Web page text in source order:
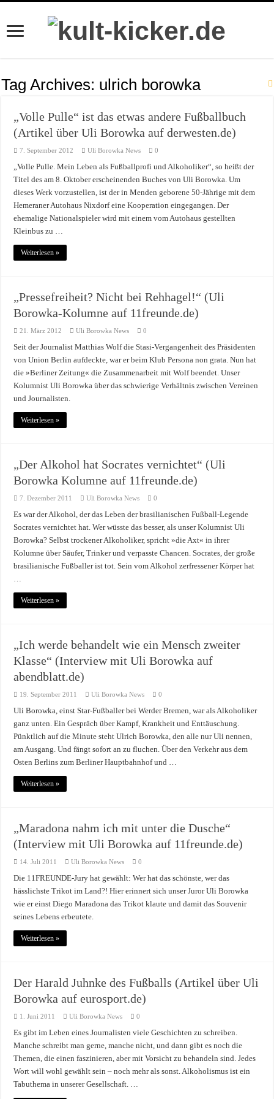
Tag Archives: ulrich borowka
„Volle Pulle“ ist das etwas andere Fußballbuch
(Artikel über Uli Borowka auf derwesten.de)
7. September 2012 Uli Borowka News 0
„Volle Pulle. Mein Leben als Fußballprofi und Alkoholiker“, so heißt der
Titel des am 8. Oktober erscheinenden Buches von Uli Borowka. Um
dieses Werk vorzustellen, ist der in Menden geborene 50-Jährige mit dem
Hemeraner Autohaus Nixdorf eine Kooperation eingegangen. Der
ehemalige Nationalspieler wird mit einem vom Autohaus gestellten
Kleinbus zu …
Weiterlesen »
„Pressefreiheit? Nicht bei Rehhagel!“ (Uli
Borowka-Kolumne auf 11freunde.de)
21. März 2012 Uli Borowka News 0
Seit der Journalist Matthias Wolf die Stasi-Vergangenheit des Präsidenten
von Union Berlin aufdeckte, war er beim Klub Persona non grata. Nun hat
die »Berliner Zeitung« die Zusammenarbeit mit Wolf beendet. Unser
Kolumnist Uli Borowka über das schwierige Verhältnis zwischen Vereinen
und Journalisten.
Weiterlesen »
„Der Alkohol hat Socrates vernichtet“ (Uli
Borowka Kolumne auf 11freunde.de)
7. Dezember 2011 Uli Borowka News 0
Es war der Alkohol, der das Leben der brasilianischen Fußball-Legende
Socrates vernichtet hat. Wer wüsste das besser, als unser Kolumnist Uli
Borowka? Selbst trockener Alkoholiker, spricht »die Axt« in ihrer
Kolumne über Säufer, Trinker und verpasste Chancen. Socrates, der große
brasilianische Fußballer ist tot. Sein vom Alkohol zerfressener Körper hat
…
Weiterlesen »
„Ich werde behandelt wie ein Mensch zweiter
Klasse“ (Interview mit Uli Borowka auf
abendblatt.de)
19. September 2011 Uli Borowka News 0
Uli Borowka, einst Star-Fußballer bei Werder Bremen, war als Alkoholiker
ganz unten. Ein Gespräch über Kampf, Krankheit und Enttäuschung.
Pünktlich auf die Minute steht Ulrich Borowka, den alle nur Uli nennen,
am Ausgang. Und fängt sofort an zu fluchen. Über den Verkehr aus dem
Osten Berlins zum Berliner Hauptbahnhof und …
Weiterlesen »
„Maradona nahm ich mit unter die Dusche“
(Interview mit Uli Borowka auf 11freunde.de)
14. Juli 2011 Uli Borowka News 0
Die 11FREUNDE-Jury hat gewählt: Wer hat das schönste, wer das
hässlichste Trikot im Land?! Hier erinnert sich unser Juror Uli Borowka
wie er einst Diego Maradona das Trikot klaute und damit das Souvenir
seines Lebens erbeutete.
Weiterlesen »
Der Harald Juhnke des Fußballs (Artikel über Uli
Borowka auf eurosport.de)
1. Juni 2011 Uli Borowka News 0
Es gibt im Leben eines Journalisten viele Geschichten zu schreiben.
Manche schreibt man gerne, manche nicht, und dann gibt es noch die
Themen, die einen faszinieren, aber mit Vorsicht zu behandeln sind. Jedes
Wort will wohl gewählt sein – noch mehr als sonst. Alkoholismus ist ein
Tabuthema in unserer Gesellschaft. …